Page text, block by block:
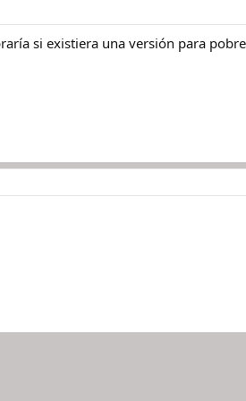
si existiera una versión para